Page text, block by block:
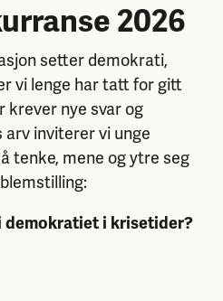
2026
setter demokrati,
vi lenge har tatt for gitt
krever nye svar og
arv inviterer vi unge
tenke, mene og ytre seg
demokratiet i krisetider?